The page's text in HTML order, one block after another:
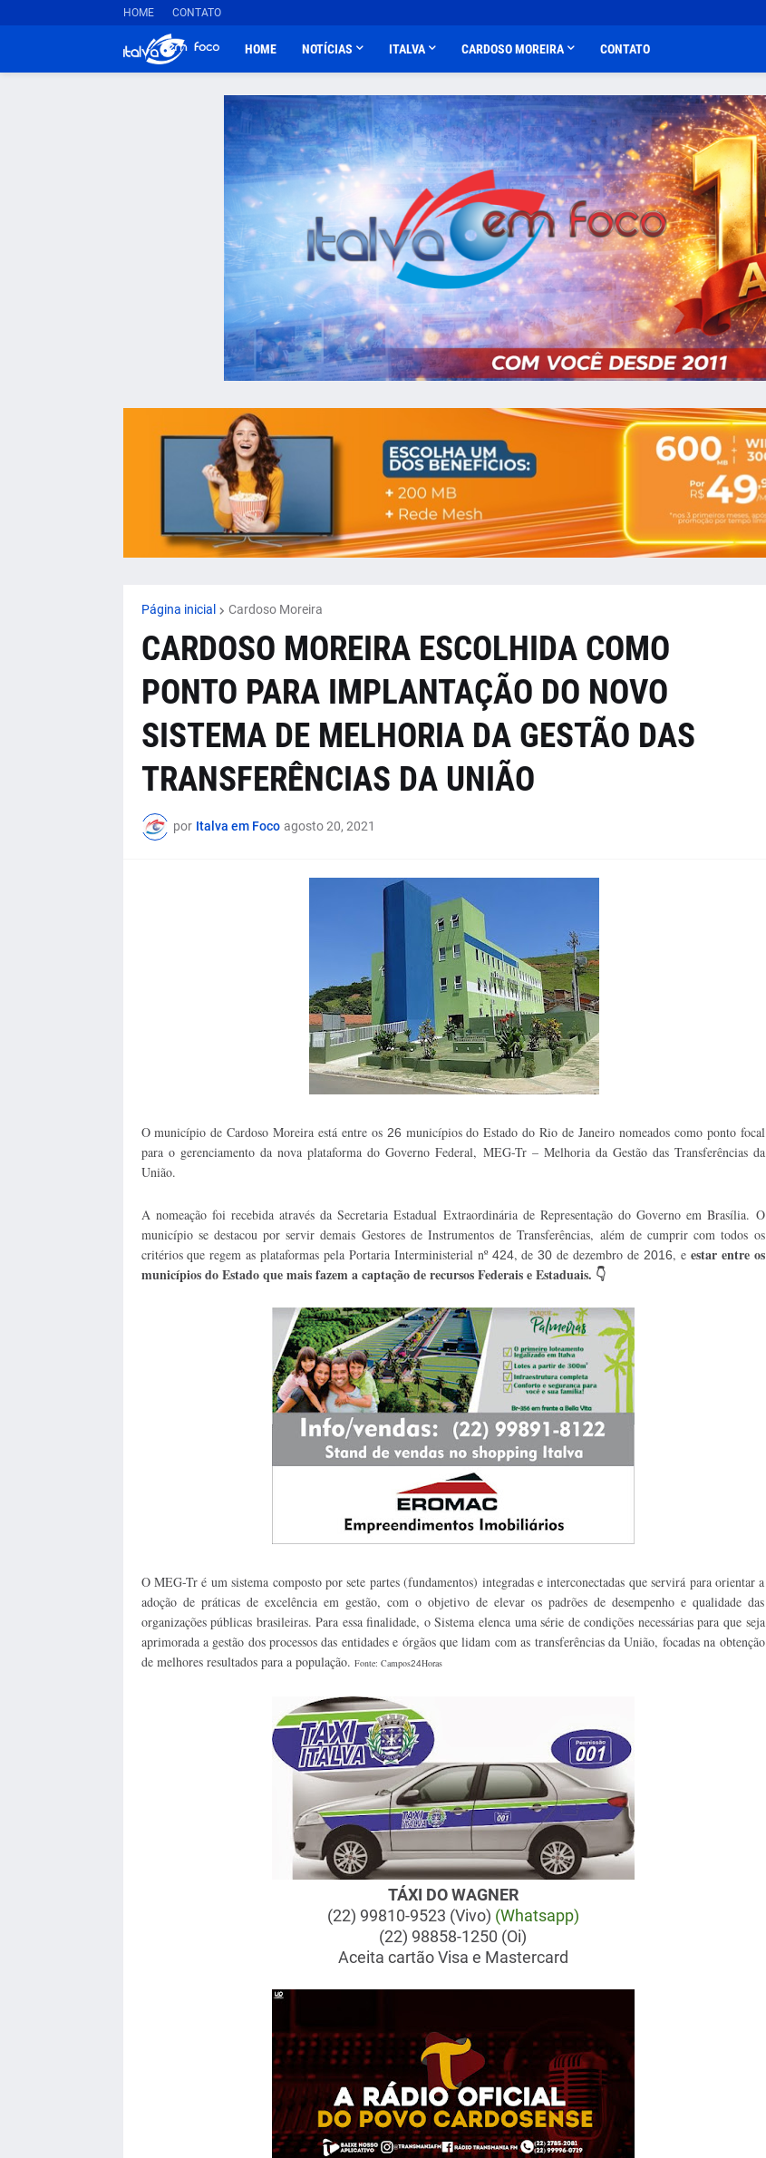
HOME CONTATO
HOME NOTÍCIAS ITALVA CARDOSO MOREIRA CONTATO
Página inicial Cardoso Moreira
CARDOSO MOREIRA ESCOLHIDA COMO
PONTO PARA IMPLANTAÇÃO DO NOVO
SISTEMA DE MELHORIA DA GESTÃO DAS
TRANSFERÊNCIAS DA UNIÃO
por Italva em Foco agosto 20, 2021
O município de Cardoso Moreira está entre os 26 municípios do Estado do Rio de Janeiro nomeados como ponto focal
para o gerenciamento da nova plataforma do Governo Federal, MEG-Tr – Melhoria da Gestão das Transferências da
União.
A nomeação foi recebida através da Secretaria Estadual Extraordinária de Representação do Governo em Brasília. O
município se destacou por servir demais Gestores de Instrumentos de Transferências, além de cumprir com todos os
critérios que regem as plataformas pela Portaria Interministerial nº 424, de30 de dezembro de 2016, e estar entre os
municípios do Estado que mais fazem a captação de recursos Federais e Estaduais. 👇
O MEG-Tr é um sistema composto por sete partes (fundamentos) integradas e interconectadas que servirá para orientar a
adoção de práticas de excelência em gestão, com o objetivo de elevar os padrões de desempenho e qualidade das
organizações públicas brasileiras. Para essa finalidade, o Sistema elenca uma série de condições necessárias para que seja
aprimorada a gestão dos processos das entidades e órgãos que lidam com as transferências da União, focadas na obtenção
de melhores resultados para a população. Fonte: Campos24Horas
TÁXI DO WAGNER
(22) 99810-9523 (Vivo) (Whatsapp)
(22) 98858-1250 (Oi)
Aceita cartão Visa e Mastercard